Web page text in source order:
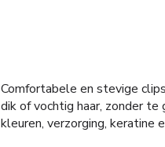
Comfortabele en stevige
dik of vochtig haar, zonder
kleuren, verzorging, keratine